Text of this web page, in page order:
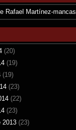
Rafael Martínez-mancas
(20)
(19)
(19)
(23)
(22)
(23)
2013 (23)